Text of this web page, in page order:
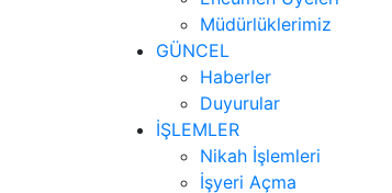
Müdürlüklerimiz
GÜNCEL
Haberler
Duyurular
İŞLEMLER
Nikah İşlemleri
İşyeri Açma